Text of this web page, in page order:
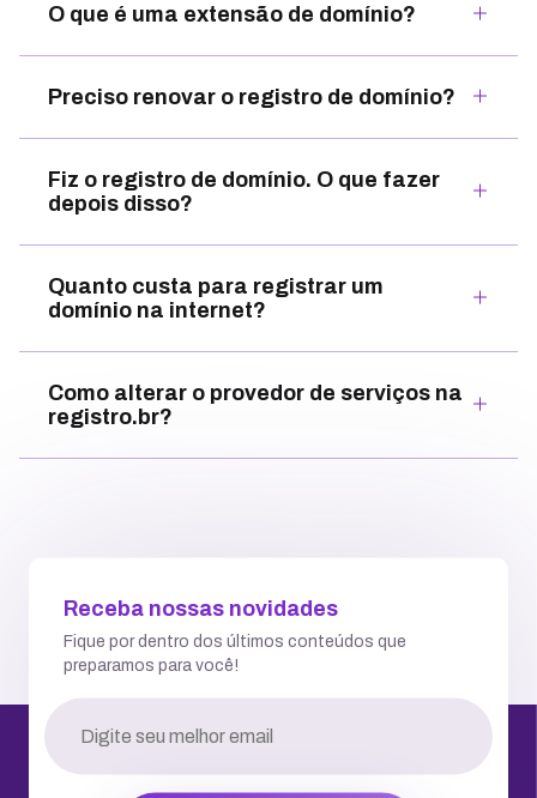
O que é uma extensão de domínio?
Preciso renovar o registro de domínio?
Fiz o registro de domínio. O que fazer
depois disso?
Quanto custa para registrar um
domínio na internet?
Como alterar o provedor de serviços na
registro.br?
Receba nossas novidades
Fique por dentro dos últimos conteúdos que
preparamos para você!